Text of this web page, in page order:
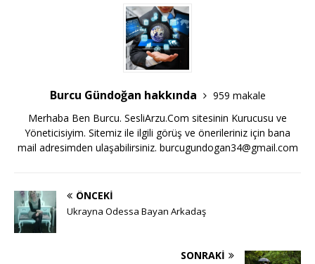
Burcu Gündoğan hakkında
959 makale
Merhaba Ben Burcu. SesliArzu.Com sitesinin Kurucusu ve
Yöneticisiyim. Sitemiz ile ilgili görüş ve önerileriniz için bana
mail adresimden ulaşabilirsiniz. burcugundogan34@gmail.com
ÖNCEKI
Ukrayna Odessa Bayan Arkadaş
SONRAKI